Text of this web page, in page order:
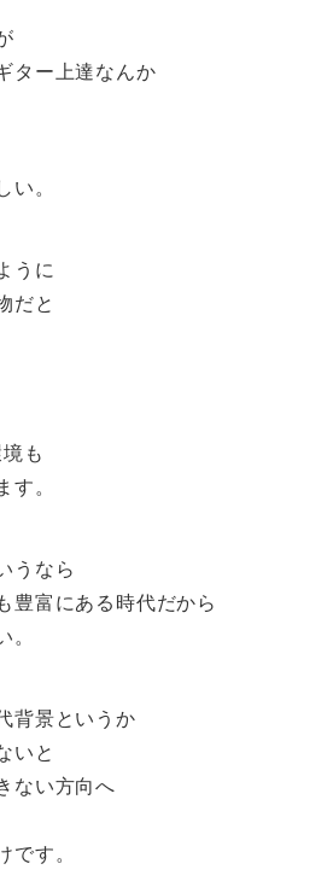
ター上達なんか
い。
うに
だと
も
。
うなら
豊富にある時代だから
背景というか
いと
ない方向へ
です。